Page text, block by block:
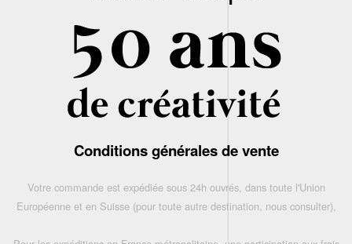
Conditions générales de vente
Votre commande est expédiée sous 24h ouvrés, dans toute l'Union
Européenne et en Suisse (pour toute autre destination, nous consulter),